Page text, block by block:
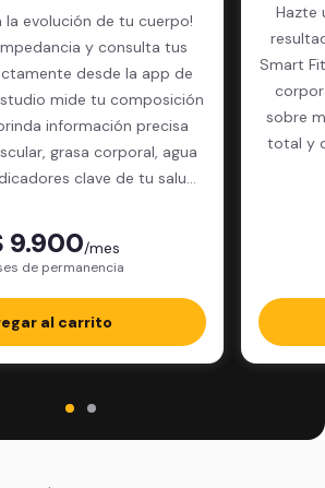
la evolución de tu cuerpo!
y consulta tus
desde la app de
mide tu composición
información precisa
grasa corporal, agua
clave de tu salud
9.900/mes
de permanencia
al carrito
Hazte
Smart
sobre
total y